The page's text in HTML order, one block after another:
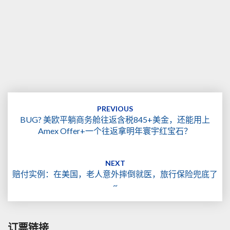
PREVIOUS
BUG? 美欧平躺商务舱往返含税845+美金，还能用上
Amex Offer+一个往返拿明年寰宇红宝石？
NEXT
赔付实例：在美国，老人意外摔倒就医，旅行保险兜底了
~
订票链接